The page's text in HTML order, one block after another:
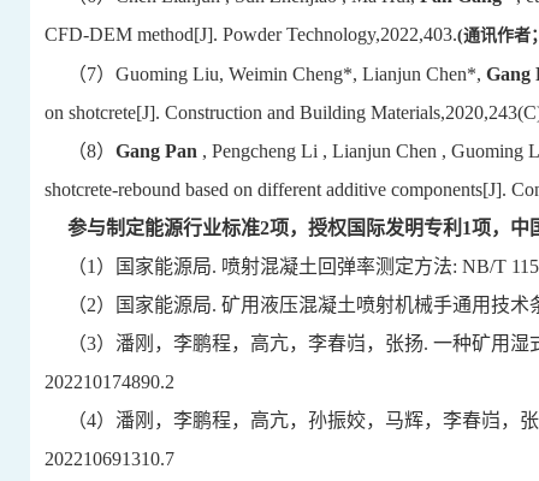
CFD-DEM method[J]. Powder Technology,2022,403.(通讯作者
（7） Guoming Liu, Weimin Cheng*, Lianjun Chen*, Gang
on shotcrete[J]. Construction and Building
（8） Gang Pan , Pengcheng Li , Lianjun Chen , Guoming
shotcrete-rebound based on different additive components[J].
参与制定能源行业标准2项，授权国际发明专利1项，中
（1 ）国家能源局. 喷射混凝土回弹率测定方法: NB/T
（2）国家能源局. 矿用液压混凝土喷射机械手通用技术
（3）潘刚，李鹏程，高亢，李春岿，张扬. 一种矿用湿
202210174890.2
（4）潘刚，李鹏程，高亢，孙振姣，马辉，李春岿，
202210691310.7